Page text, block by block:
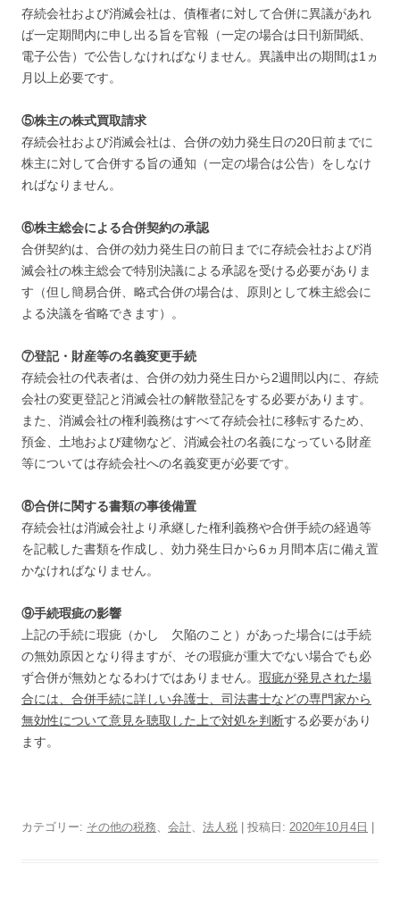
存続会社および消滅会社は、債権者に対して合併に異議があれ
ば一定期間内に申し出る旨を官報（一定の場合は日刊新聞紙、
電子公告）で公告しなければなりません。異議申出の期間は1ヵ
月以上必要です。
⑤株主の株式買取請求
存続会社および消滅会社は、合併の効力発生日の20日前までに
株主に対して合併する旨の通知（一定の場合は公告）をしなけ
ればなりません。
⑥株主総会による合併契約の承認
合併契約は、合併の効力発生日の前日までに存続会社および消
滅会社の株主総会で特別決議による承認を受ける必要がありま
す（但し簡易合併、略式合併の場合は、原則として株主総会に
よる決議を省略できます）。
⑦登記・財産等の名義変更手続
存続会社の代表者は、合併の効力発生日から2週間以内に、存続
会社の変更登記と消滅会社の解散登記をする必要があります。
また、消滅会社の権利義務はすべて存続会社に移転するため、
預金、土地および建物など、消滅会社の名義になっている財産
等については存続会社への名義変更が必要です。
⑧合併に関する書類の事後備置
存続会社は消滅会社より承継した権利義務や合併手続の経過等
を記載した書類を作成し、効力発生日から6ヵ月間本店に備え置
かなければなりません。
⑨手続瑕疵の影響
上記の手続に瑕疵（かし 欠陥のこと）があった場合には手続
の無効原因となり得ますが、その瑕疵が重大でない場合でも必
ず合併が無効となるわけではありません。 瑕疵が発見された場
合には、合併手続に詳しい弁護士、司法書士などの専門家から
無効性について意見を聴取した上で対処を判断する必要があり
ます。
カテゴリー: その他の税務、 会計、 法人税 | 投稿日: 2020年10月4日